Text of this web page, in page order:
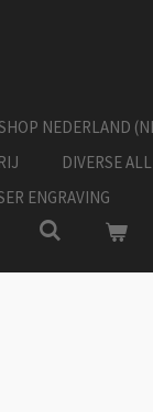
NEDERLAND
DIVERSE
ENGRAVING